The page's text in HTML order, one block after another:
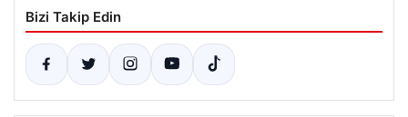
Bizi Takip Edin